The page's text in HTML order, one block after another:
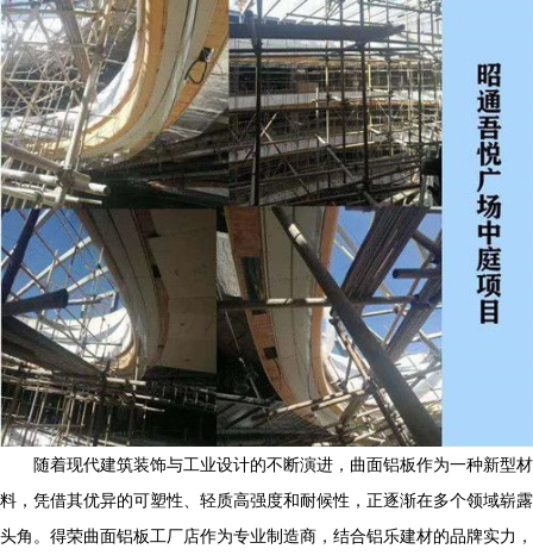
随着现代建筑装饰与工业设计的不断演进，曲面铝板作为一种新型材
料，凭借其优异的可塑性、轻质高强度和耐候性，正逐渐在多个领域崭露
头角。得荣曲面铝板工厂店作为专业制造商，结合铝乐建材的品牌实力，